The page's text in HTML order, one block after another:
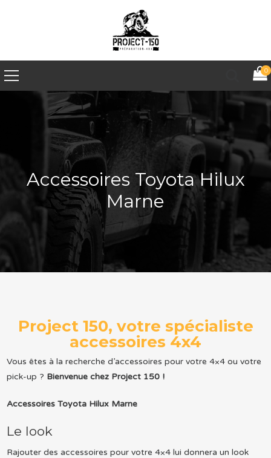
0
Accessoires Toyota Hilux
Marne
Project 150, votre spécialiste
accessoires 4x4
Vous êtes à la recherche d’accessoires pour votre 4×4 ou votre
pick-up ? Bienvenue chez Project 150 !
Accessoires Toyota Hilux Marne
Le look
Rajouter des accessoires pour votre 4×4 lui donnera un look